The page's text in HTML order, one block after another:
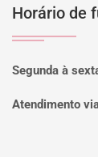
Horário de
Segunda à
Atendimento